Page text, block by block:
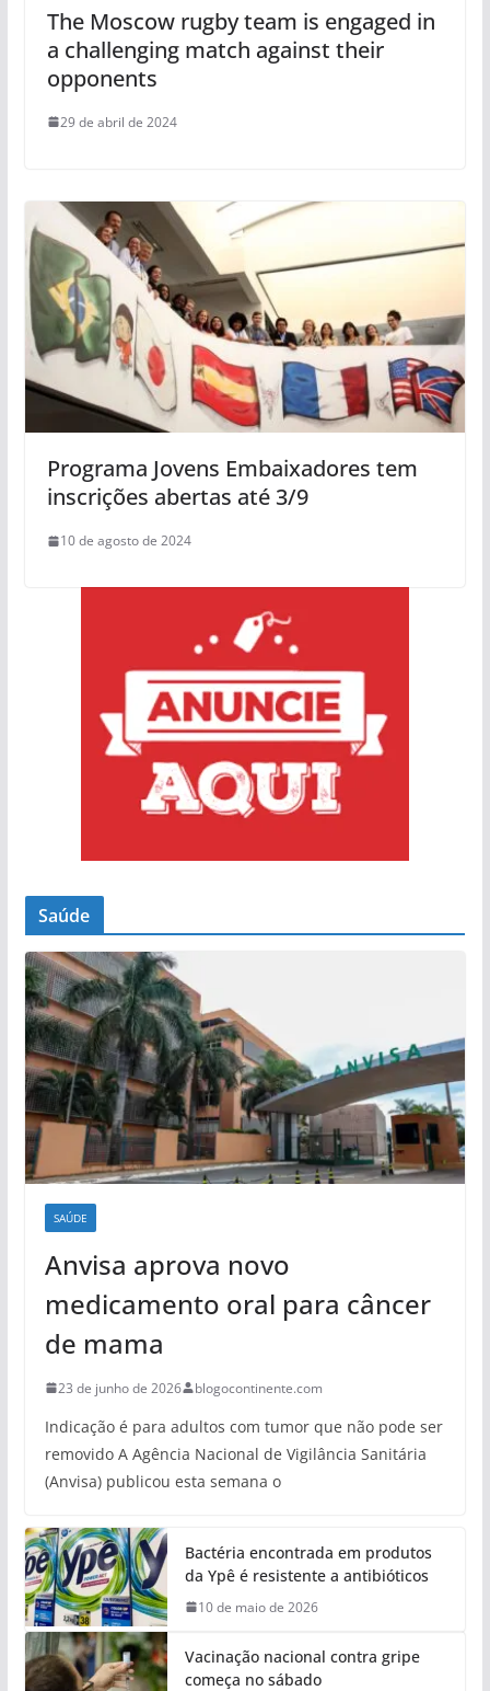
The Moscow rugby team is engaged in
a challenging match against their
opponents
29 de abril de 2024
Programa Jovens Embaixadores tem
inscrições abertas até 3/9
10 de agosto de 2024
Saúde
SAÚDE
Anvisa aprova novo
medicamento oral para câncer
de mama
23 de junho de 2026 blogocontinente.com
Indicação é para adultos com tumor que não pode ser
removido A Agência Nacional de Vigilância Sanitária
(Anvisa) publicou esta semana o
Bactéria encontrada em produtos
da Ypê é resistente a antibióticos
10 de maio de 2026
Vacinação nacional contra gripe
começa no sábado